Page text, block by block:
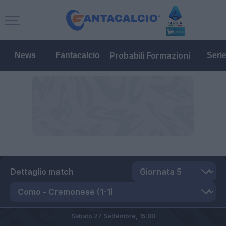
News Fantacalcio Probabili Formazioni
Dettaglio match
Sabato 27 Settembre, 15:00